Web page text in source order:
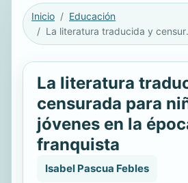
Inicio
Educación
La literatura
La literatura
censurada para
jóvenes en la
franquista
Isabel Pascua Febles